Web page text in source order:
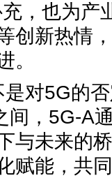
，也为产
创新热情
。
对5G的
间，5G-A
与未来的
赋能，共